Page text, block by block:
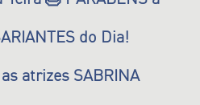
do Dia!
atrizes SABRINA